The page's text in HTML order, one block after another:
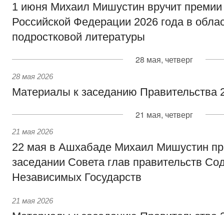
1 июня Михаил Мишустин вручит премии
Российской Федерации 2026 года в
подростковой литературы
28 мая, четверг
28 мая 2026
Материалы к заседанию Правительства
21 мая, четверг
21 мая 2026
22 мая в Ашхабаде Михаил Мишустин
заседании Совета глав правительств
Независимых Государств
21 мая 2026